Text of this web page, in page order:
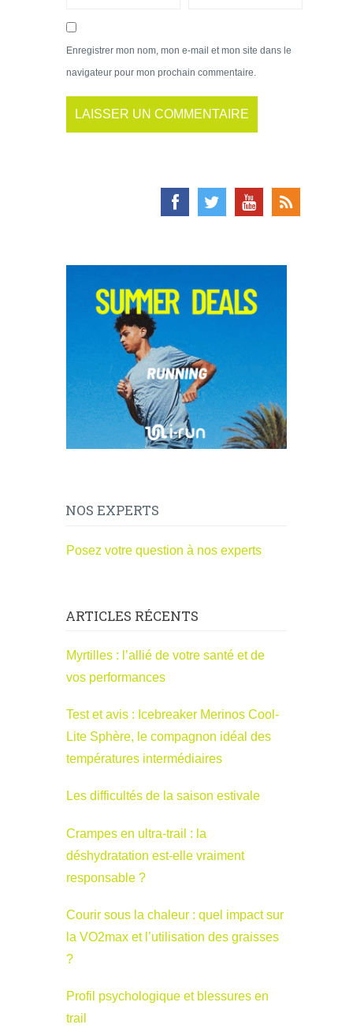
Enregistrer mon nom, mon e-mail et mon site dans le
navigateur pour mon prochain commentaire.
NOS EXPERTS
Posez votre question à nos experts
ARTICLES RÉCENTS
Myrtilles : l’allié de votre santé et de
vos performances
Test et avis : Icebreaker Merinos Cool-
Lite Sphère, le compagnon idéal des
températures intermédiaires
Les difficultés de la saison estivale
Crampes en ultra-trail : la
déshydratation est-elle vraiment
responsable ?
Courir sous la chaleur : quel impact sur
la VO2max et l’utilisation des graisses
?
Profil psychologique et blessures en
trail